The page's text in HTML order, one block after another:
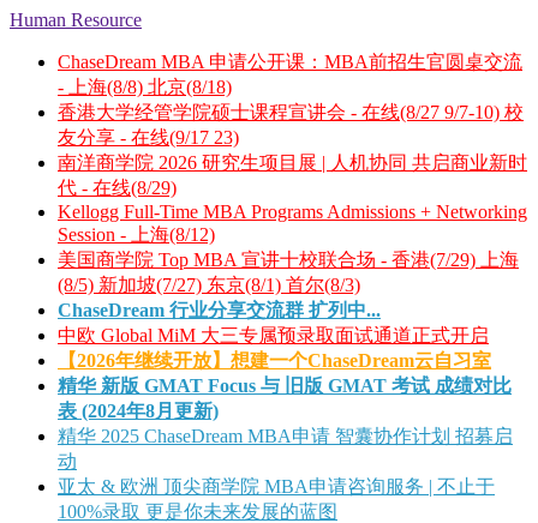
Human Resource
ChaseDream MBA 申请公开课：MBA前招生官圆桌交流
- 上海(8/8) 北京(8/18)
香港大学经管学院硕士课程宣讲会 - 在线(8/27 9/7-10) 校
友分享 - 在线(9/17 23)
南洋商学院 2026 研究生项目展 | 人机协同 共启商业新时
代 - 在线(8/29)
Kellogg Full-Time MBA Programs Admissions + Networking
Session - 上海(8/12)
美国商学院 Top MBA 宣讲十校联合场 - 香港(7/29) 上海
(8/5) 新加坡(7/27) 东京(8/1) 首尔(8/3)
ChaseDream 行业分享交流群 扩列中...
中欧 Global MiM 大三专属预录取面试通道正式开启
【2026年继续开放】想建一个ChaseDream云自习室
精华新版 GMAT Focus 与 旧版 GMAT 考试 成绩对比
表 (2024年8月更新)
精华 2025 ChaseDream MBA申请 智囊协作计划 招募启
动
亚太 & 欧洲 顶尖商学院 MBA申请咨询服务 | 不止于
100%录取 更是你未来发展的蓝图